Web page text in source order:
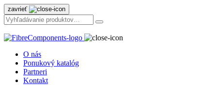
zavrieť
O nás
Ponukový katalóg
Partneri
Kontakt